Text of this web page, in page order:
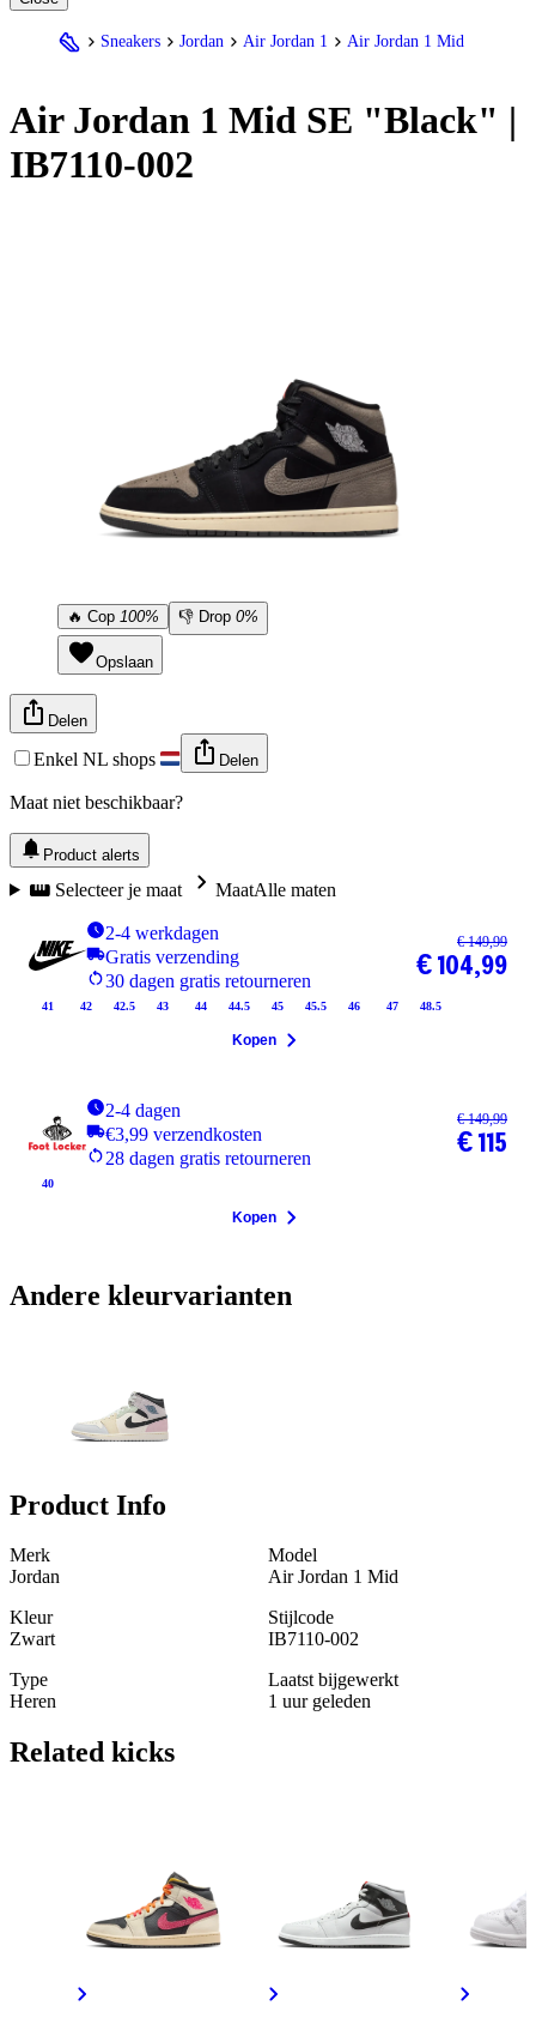
Sneakers Jordan Air Jordan 1 Air Jordan 1 Mid
Air Jordan 1 Mid SE "Black" |
IB7110-002
🔥 Cop 100% 👎 Drop 0%
Opslaan
Delen
Enkel NL shops Delen
Maat niet beschikbaar?
Product alerts
Selecteer je maat MaatAlle maten
2-4 werkdagen
Gratis verzending
30 dagen gratis retourneren
41 42 42.5 43 44 44.5 45 45.5 46 47 48.5
€ 149,99
€ 104,99
Kopen
2-4 dagen
€3,99 verzendkosten
28 dagen gratis retourneren
40
€ 149,99
€ 115
Kopen
Andere kleurvarianten
Product Info
Merk
Jordan
Model
Air Jordan 1 Mid
Kleur
Zwart
Stijlcode
IB7110-002
Type
Heren
Laatst bijgewerkt
1 uur geleden
Related kicks